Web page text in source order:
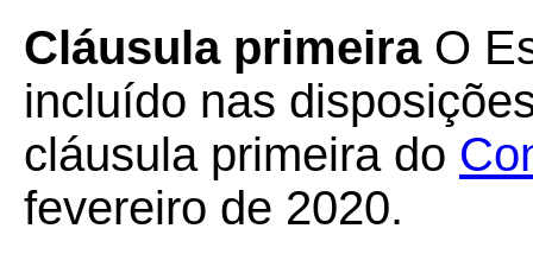
Cláusula primeiraO
incluído nas
cláusula primeira do
fevereiro de 2020.